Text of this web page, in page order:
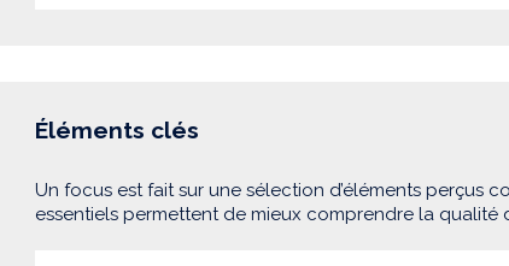
Éléments clés
Un focus est fait sur une sélection d’éléments perçus
essentiels permettent de mieux comprendre la qualité